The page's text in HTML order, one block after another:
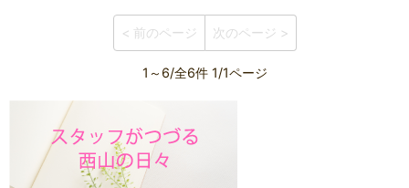
< 前のページ 次のページ >
1～6/全6件 1/1ページ